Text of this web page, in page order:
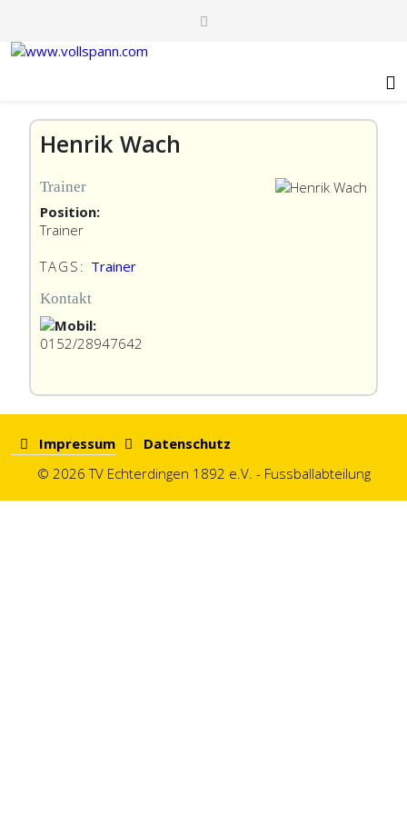
Henrik Wach
Trainer
Position:
Trainer
TAGS: Trainer
Kontakt
0152/28947642
Impressum
Datenschutz
© 2026 TV Echterdingen 1892 e.V. - Fussballabteilung